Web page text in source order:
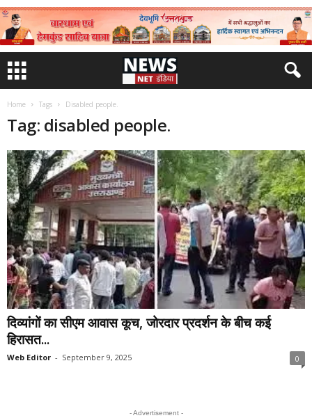
Home Tags Disabled people.
Tag: disabled people.
दिव्यांगों का सीएम आवास कूच, जोरदार प्रदर्शन के बीच कई
हिरासत...
Web Editor - September 9, 2025 0
- Advertisement -